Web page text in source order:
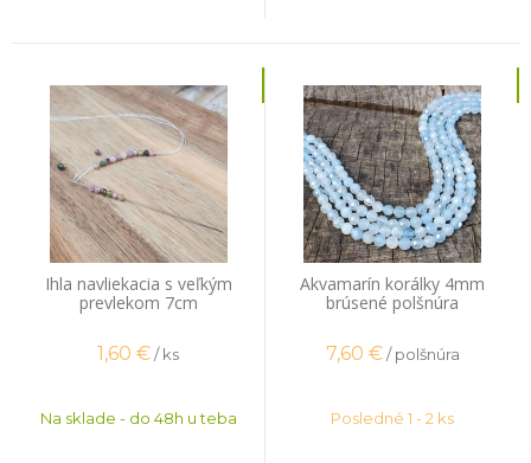
Ihla navliekacia s veľkým
prevlekom 7cm
1,60 €/ ks
Na sklade - do 48h u teba
Akvamarín korálky 4mm
brúsené polšnúra
7,60 € / polšnúra
Posledné 1 - 2 ks